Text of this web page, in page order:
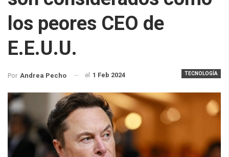
los peores CEO de
E.E.U.U.
TECNOLOGÍA
Por Andrea Pecho el 1 Feb 2024